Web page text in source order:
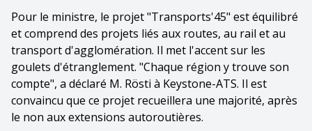
Pour le ministre, le projet "Transports'45" est équilibré
et comprend des projets liés aux routes, au rail et au
transport d'agglomération. Il met l'accent sur les
goulets d'étranglement. "Chaque région y trouve son
compte", a déclaré M. Rösti à Keystone-ATS. Il est
convaincu que ce projet recueillera une majorité, après
le non aux extensions autoroutières.